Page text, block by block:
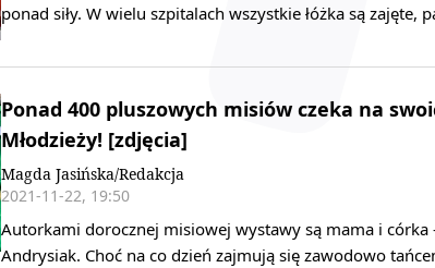
ponad siły. W wielu szpitalach wszystkie łóżka są zajęte,
Ponad 400 pluszowych misiów czeka na
Młodzieży! [zdjęcia]
Magda Jasińska/Redakcja
2021-11-22, 19:50
Autorkami dorocznej misiowej wystawy są mama i córka
Andrysiak. Choć na co dzień zajmują się zawodowo